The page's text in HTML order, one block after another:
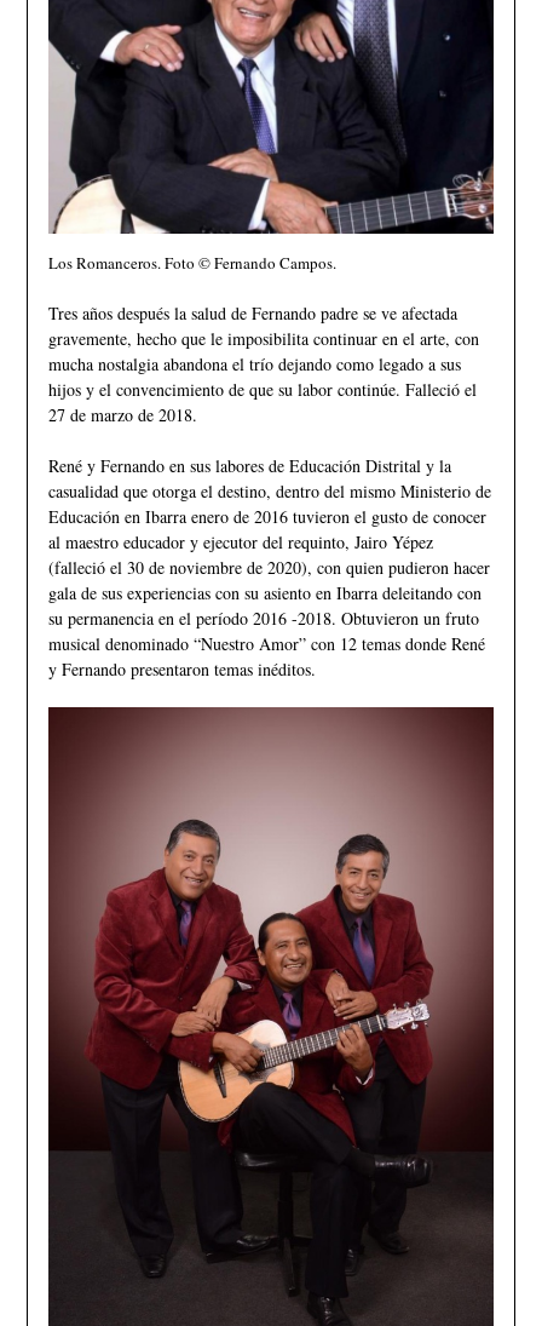
Los Romanceros. Foto © Fernando Campos.
Tres años después la salud de Fernando padre se ve afectada
gravemente, hecho que le imposibilita continuar en el arte, con
mucha nostalgia abandona el trío dejando como legado a sus
hijos y el convencimiento de que su labor continúe. Falleció el
27 de marzo de 2018.
René y Fernando en sus labores de Educación Distrital y la
casualidad que otorga el destino, dentro del mismo Ministerio de
Educación en Ibarra enero de 2016 tuvieron el gusto de conocer
al maestro educador y ejecutor del requinto, Jairo Yépez
(falleció el 30 de noviembre de 2020), con quien pudieron hacer
gala de sus experiencias con su asiento en Ibarra deleitando con
su permanencia en el período 2016 -2018. Obtuvieron un fruto
musical denominado “Nuestro Amor” con 12 temas donde René
y Fernando presentaron temas inéditos.